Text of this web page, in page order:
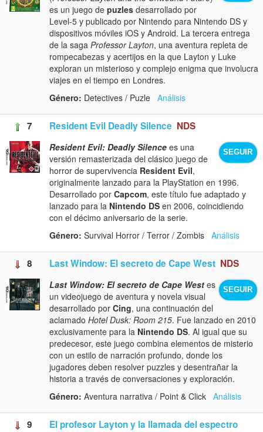
es un juego de puzles desarrollado por
Level-5 y publicado por Nintendo para Nintendo DS y
dispositivos móviles iOS y Android. La tercera entrega
de la saga Professor Layton, una aventura repleta de
rompecabezas y acertijos en la que Layton y Luke
exploran un misterioso y complejo enigma que involucra
viajes en el tiempo en Londres.
Género: Detectives / Puzle Análisis
7 Resident Evil Deadly Silence NDS
SEGUIR
Resident Evil: Deadly Silence es una
versión remasterizada del clásico juego de
horror de supervivencia Resident Evil,
originalmente lanzado para la PlayStation en 1996.
Desarrollado por Capcom, este título fue adaptado y
lanzado para la Nintendo DS en 2006, coincidiendo
con el décimo aniversario de la serie.
Género: Survival Horror / Terror / Zombis Análisis
8 Last Window: El secreto de Cape West NDS
SEGUIR
Last Window: El secreto de Cape West es
un videojuego de aventura y novela visual
desarrollado por Cing, una continuación del
aclamado Hotel Dusk: Room 215. Fue lanzado en 2010
exclusivamente para la Nintendo DS. Al igual que su
predecesor, este juego combina elementos de misterio
con un estilo de narración profundo, donde los
jugadores deben resolver puzzles y desentrañar la
historia a través de conversaciones y exploración.
Género: Aventura narrativa / Point & Click Análisis
9
El profesor Layton y la llamada del espectro